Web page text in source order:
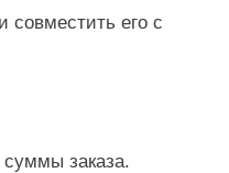
совместить его с
заказа.